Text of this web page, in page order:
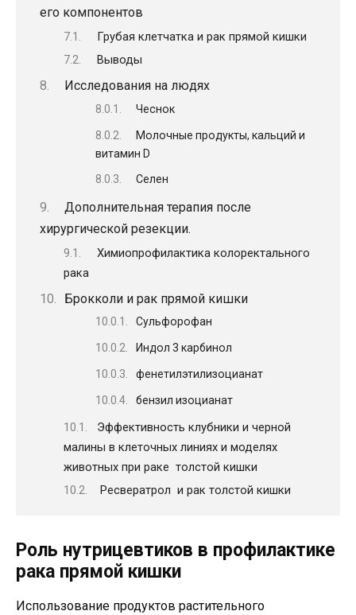
его компонентов
Грубая клетчатка и рак прямой кишки
Выводы
Исследования на людях
Чеснок
Молочные продукты, кальций и
витамин D
Селен
Дополнительная терапия после
хирургической резекции.
Химиопрофилактика колоректального
рака
Брокколи и рак прямой кишки
Сульфорофан
Индол 3 карбинол
фенетилэтилизоцианат
бензил изоцианат
Эффективность клубники и черной
малины в клеточных линиях и моделях
животных при раке толстой кишки
Ресвератрол и рак толстой кишки
Роль нутрицевтиков в профилактике
рака прямой кишки
Использование продуктов растительного